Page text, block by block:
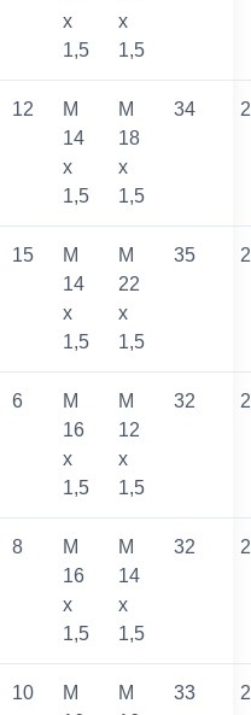
x
1,5
x
1,5
12
M
14
x
1,5
M
18
x
1,5
34
15
M
14
x
1,5
M
22
x
1,5
35
6
M
16
x
1,5
M
12
x
1,5
32
8
M
16
x
1,5
M
14
x
1,5
32
10
M
M
33